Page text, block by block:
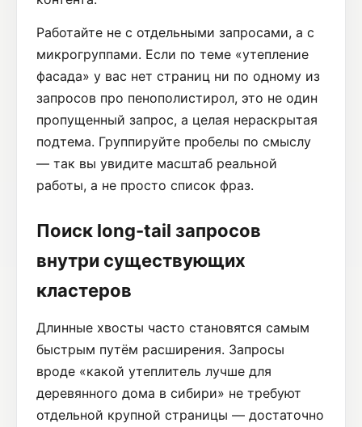
Работайте не с отдельными запросами, а с
микрогруппами. Если по теме «утепление
фасада» у вас нет страниц ни по одному из
запросов про пенополистирол, это не один
пропущенный запрос, а целая нераскрытая
подтема. Группируйте пробелы по смыслу
— так вы увидите масштаб реальной
работы, а не просто список фраз.
Поиск long-tail запросов
внутри существующих
кластеров
Длинные хвосты часто становятся самым
быстрым путём расширения. Запросы
вроде «какой утеплитель лучше для
деревянного дома в сибири» не требуют
отдельной крупной страницы — достаточно